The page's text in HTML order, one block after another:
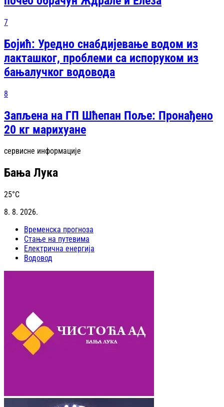
7
Бојић: Уредно снабдијевање водом из
лакташког, проблеми са испоруком из
бањалучког водовода
8
Запљена на ГП Шћепан Поље: Пронађено
20 кг марихуане
сервисне информације
Бања Лука
25°C
8. 8. 2026.
Временска прогноза
Стање на путевима
Електрична енергија
Водовод